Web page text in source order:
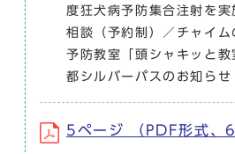
度狂犬病予防集合注射を
相談（予約制）／チャイ
予防教室「頭シャキッと
都シルバーパスのお知らせ
5ページ （PDF形式、